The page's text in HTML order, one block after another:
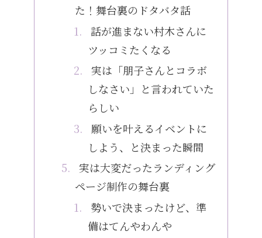
た！舞台裏のドタバタ話
話が進まない村木さんに
ツッコミたくなる
実は「朋子さんとコラボ
しなさい」と言われていた
らしい
願いを叶えるイベントに
しよう、と決まった瞬間
実は大変だったランディング
ページ制作の舞台裏
勢いで決まったけど、準
備はてんやわんや